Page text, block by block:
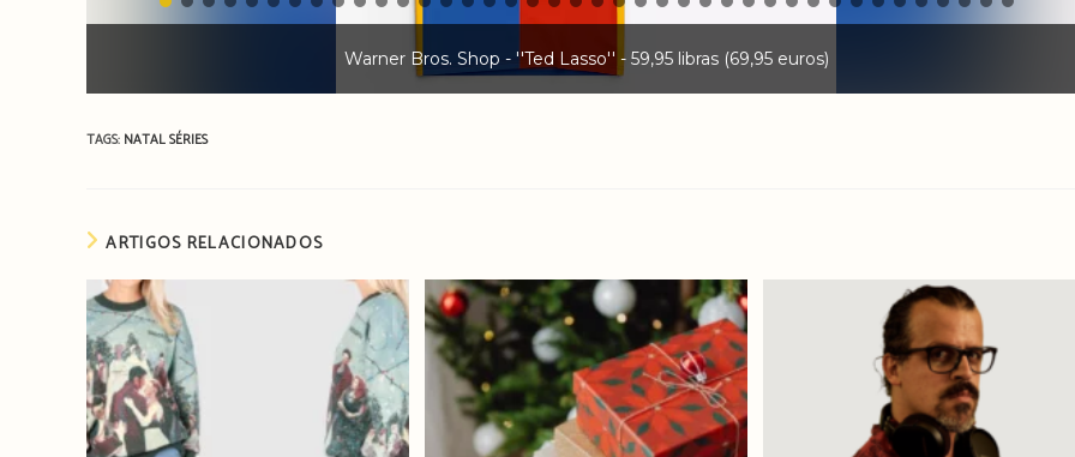
Warner Bros. Shop - ''Ted Lasso'' - 59,95 libras (69,95 euros)
TAGS: NATALSÉRIES
ARTIGOS RELACIONADOS